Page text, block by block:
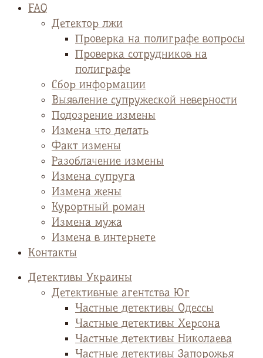
FAQ
Детектор лжи
Проверка на полиграфе вопросы
Проверка сотрудников на
полиграфе
Сбор информации
Выявление супружеской неверности
Подозрение измены
Измена что делать
Факт измены
Разоблачение измены
Измена супруга
Измена жены
Курортный роман
Измена мужа
Измена в интернете
Контакты
Детективы Украины
Детективные агентства Юг
Частные детективы Одессы
Частные детективы Херсона
Частные детективы Николаева
Частные детективы Запорожья